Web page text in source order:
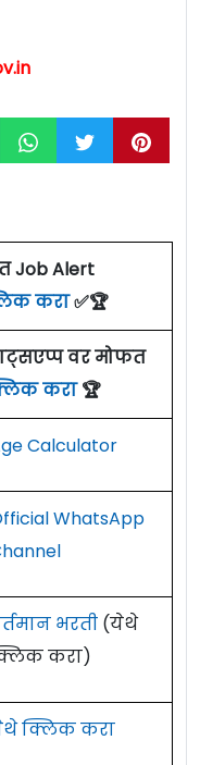
Job Alert
करा✅🏆
वर मोफत
करा🏆
Calculator
WhatsApp
भरती (येथे
करा)
क्लिक करा